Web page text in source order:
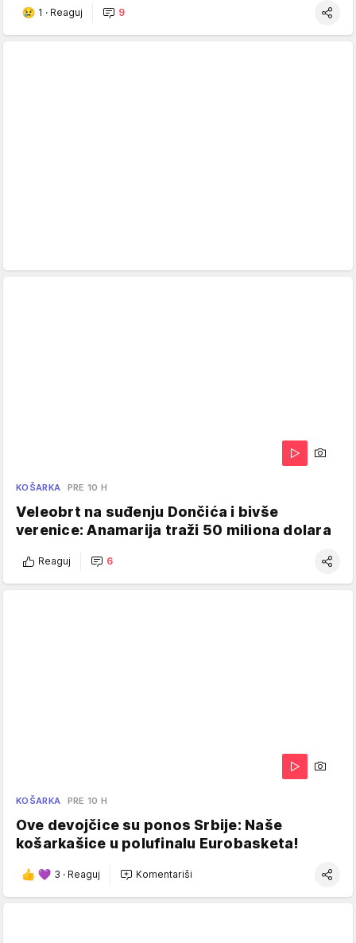
1 · Reaguj 9
KOŠARKA PRE 10 H
Veleobrt na suđenju Dončića i bivše
verenice: Anamarija traži 50 miliona dolara
Reaguj 6
KOŠARKA PRE 10 H
Ove devojčice su ponos Srbije: Naše
košarkašice u polufinalu Eurobasketa!
3 · Reaguj Komentariši